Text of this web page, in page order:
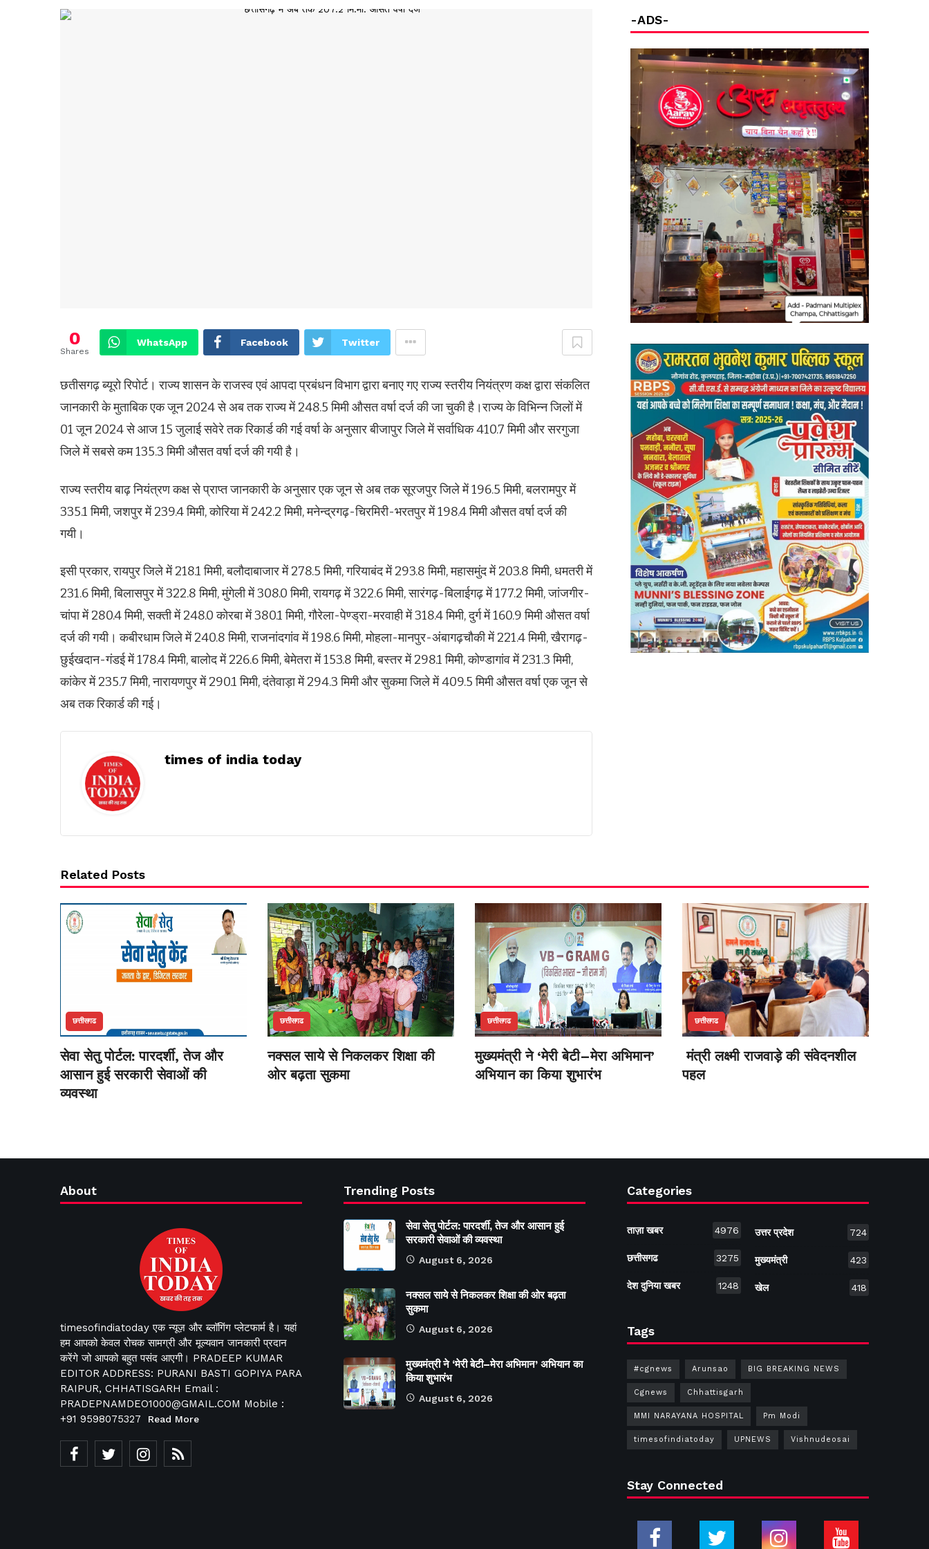
0
Shares
WhatsApp Facebook Twitter
छतीसगढ़ ब्यूरो रिपोर्ट। राज्य शासन के राजस्व एवं आपदा प्रबंधन विभाग द्वारा बनाए गए राज्य स्तरीय नियंत्रण कक्ष द्वारा संकलित
जानकारी के मुताबिक एक जून 2024 से अब तक राज्य में 248.5 मिमी औसत वर्षा दर्ज की जा चुकी है।राज्य के विभिन्न जिलों में
01 जून 2024 से आज 15 जुलाई सवेरे तक रिकार्ड की गई वर्षा के अनुसार बीजापुर जिले में सर्वाधिक 410.7 मिमी और सरगुजा
जिले में सबसे कम 135.3 मिमी औसत वर्षा दर्ज की गयी है।
राज्य स्तरीय बाढ़ नियंत्रण कक्ष से प्राप्त जानकारी के अनुसार एक जून से अब तक सूरजपुर जिले में 196.5 मिमी, बलरामपुर में
335.1 मिमी, जशपुर में 239.4 मिमी, कोरिया में 242.2 मिमी, मनेन्द्रगढ़-चिरमिरी-भरतपुर में 198.4 मिमी औसत वर्षा दर्ज की
गयी।
इसी प्रकार, रायपुर जिले में 218.1 मिमी, बलौदाबाजार में 278.5 मिमी, गरियाबंद में 293.8 मिमी, महासमुंद में 203.8 मिमी, धमतरी में
231.6 मिमी, बिलासपुर में 322.8 मिमी, मुंगेली में 308.0 मिमी, रायगढ़ में 322.6 मिमी, सारंगढ़-बिलाईगढ़ में 177.2 मिमी, जांजगीर-
चांपा में 280.4 मिमी, सक्ती में 248.0 कोरबा में 380.1 मिमी, गौरेला-पेण्ड्रा-मरवाही में 318.4 मिमी, दुर्ग में 160.9 मिमी औसत वर्षा
दर्ज की गयी। कबीरधाम जिले में 240.8 मिमी, राजनांदगांव में 198.6 मिमी, मोहला-मानपुर-अंबागढ़चौकी में 221.4 मिमी, खैरागढ़-
छुईखदान-गंडई में 178.4 मिमी, बालोद में 226.6 मिमी, बेमेतरा में 153.8 मिमी, बस्तर में 298.1 मिमी, कोण्डागांव में 231.3 मिमी,
कांकेर में 235.7 मिमी, नारायणपुर में 290.1 मिमी, दंतेवाड़ा में 294.3 मिमी और सुकमा जिले में 409.5 मिमी औसत वर्षा एक जून से
अब तक रिकार्ड की गई।
times of india today
-ADS-
Related Posts
छत्तीसगढ
सेवा सेतु पोर्टल: पारदर्शी, तेज और
आसान हुई सरकारी सेवाओं की
व्यवस्था
छत्तीसगढ
नक्सल साये से निकलकर शिक्षा की
ओर बढ़ता सुकमा
छत्तीसगढ
मुख्यमंत्री ने ‘मेरी बेटी–मेरा अभिमान’
अभियान का किया शुभारंभ
छत्तीसगढ
मंत्री लक्ष्मी राजवाड़े की संवेदनशील
पहल
About
timesofindiatoday एक न्यूज़ और ब्लॉगिंग प्लेटफार्म है। यहां
हम आपको केवल रोचक सामग्री और मूल्यवान जानकारी प्रदान
करेंगे जो आपको बहुत पसंद आएगी। PRADEEP KUMAR
EDITOR ADDRESS: PURANI BASTI GOPIYA PARA
RAIPUR, CHHATISGARH Email :
PRADEPNAMDEO1000@GMAIL.COM Mobile :
+91 9598075327
Read More
Trending Posts
सेवा सेतु पोर्टल: पारदर्शी, तेज और आसान हुई
सरकारी सेवाओं की व्यवस्था
August 6, 2026
नक्सल साये से निकलकर शिक्षा की ओर बढ़ता
सुकमा
August 6, 2026
मुख्यमंत्री ने ‘मेरी बेटी–मेरा अभिमान’ अभियान का
किया शुभारंभ
August 6, 2026
Categories
ताज़ा खबर 4976
छत्तीसगढ 3275
देश दुनिया खबर 1248
उत्तर प्रदेश 724
मुख्यमंत्री 423
खेल 418
Tags
#cgnews Arunsao BIG BREAKING NEWS
Cgnews Chhattisgarh
MMI NARAYANA HOSPITAL Pm Modi
timesofindiatoday UPNEWS Vishnudeosai
Stay Connected